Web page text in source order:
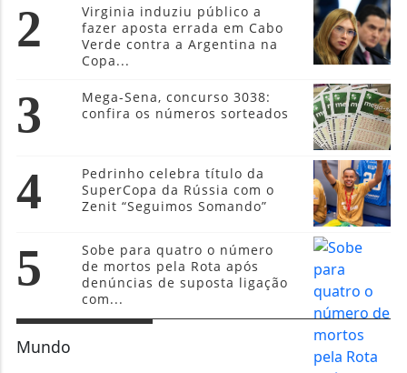
2
Virginia induziu público a
fazer aposta errada em Cabo
Verde contra a Argentina na
Copa...
3
Mega-Sena, concurso 3038:
confira os números sorteados
4
Pedrinho celebra título da
SuperCopa da Rússia com o
Zenit “Seguimos Somando”
5
Sobe para quatro o número
de mortos pela Rota após
denúncias de suposta ligação
com...
Mundo